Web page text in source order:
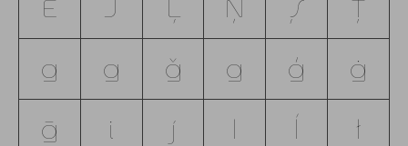
E J Ļ Ņ Ş
Ţ
g
ğ ǧ ĝ ģ
ġ
ḡ
i j l ĺ
ľ